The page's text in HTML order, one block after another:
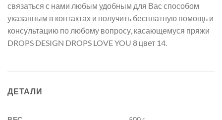
связаться с нами любым удобным для Вас способом
указанным в контактах и получить бесплатную помощь и
консультацию по любому вопросу, касающемуся пряжи
DROPS DESIGN DROPS LOVE YOU 8 цвет 14.
ДЕТАЛИ